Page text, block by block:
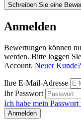
Schreiben Sie eine
Anmelden
Bewertungen können
werden. Bitte loggen
Account. Neuer Kunde?
Ihre E-Mail-Adresse
Ihr Passwort
Ich habe mein Passwort
Anmelden